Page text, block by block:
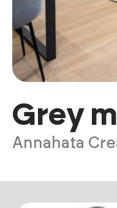
Grey
Annahata